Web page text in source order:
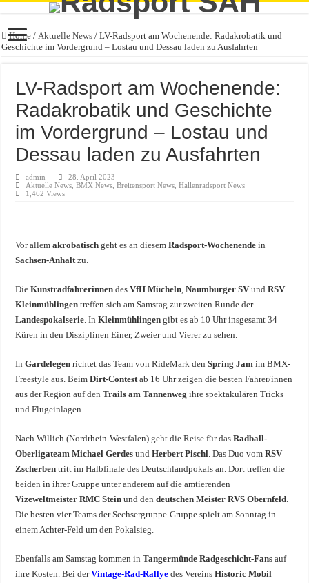
Home / Aktuelle News / LV-Radsport am Wochenende: Radakrobatik und
Geschichte im Vordergrund – Lostau und Dessau laden zu Ausfahrten
LV-Radsport am Wochenende:
Radakrobatik und Geschichte
im Vordergrund – Lostau und
Dessau laden zu Ausfahrten
admin
28. April 2023
Aktuelle News ,BMX News ,Breitensport News ,Hallenradsport News
1,462 Views
Vor allemakrobatisch geht es an diesemRadsport-Wochenende in
Sachsen-Anhaltzu.
DieKunstradfahrerinnen desVfH Mücheln,Naumburger SVundRSV
Kleinmühlingen treffen sich am Samstag zur zweiten Runde der
Landespokalserie. InKleinmühlingen gibt es ab 10 Uhr insgesamt 34
Küren in den Disziplinen Einer, Zweier und Vierer zu sehen.
InGardelegen richtet das Team von RideMark denSpring Jam im BMX-
Freestyle aus. BeimDirt-Contestab 16 Uhr zeigen die besten Fahrer/innen
aus der Region auf denTrails am Tannenweg ihre spektakulären Tricks
und Flugeinlagen.
Nach Willich (Nordrhein-Westfalen) geht die Reise für dasRadball-
Oberligateam Michael Gerdes undHerbert Pischl. Das Duo vomRSV
Zscherben tritt im Halbfinale des Deutschlandpokals an. Dort treffen die
beiden in ihrer Gruppe unter anderem auf die amtierenden
Vizeweltmeister RMC Stein und dendeutschen Meister RVS Obernfeld.
Die besten vier Teams der Sechsergruppe-Gruppe spielt am Sonntag in
einem Achter-Feld um den Pokalsieg.
Ebenfalls am Samstag kommen inTangermünde Radgeschicht-Fans auf
ihre Kosten. Bei derVintage-Rad-Rallye des VereinsHistoric Mobil